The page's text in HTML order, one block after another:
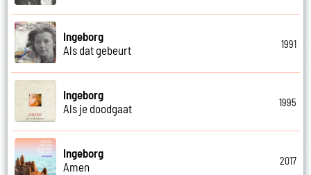
Ingeborg
Als dat gebeurt
1991
Ingeborg
Als je doodgaat
1995
Ingeborg
Amen
2017